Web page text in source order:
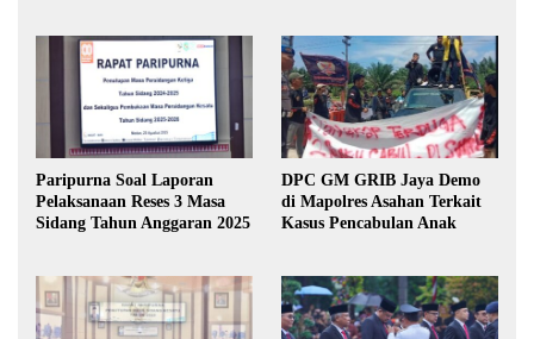
Paripurna Soal Laporan
Pelaksanaan Reses 3 Masa
Sidang Tahun Anggaran 2025
DPC GM GRIB Jaya Demo
di Mapolres Asahan Terkait
Kasus Pencabulan Anak